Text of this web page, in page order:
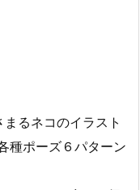
るネコのイラスト
種ポーズ６パターン